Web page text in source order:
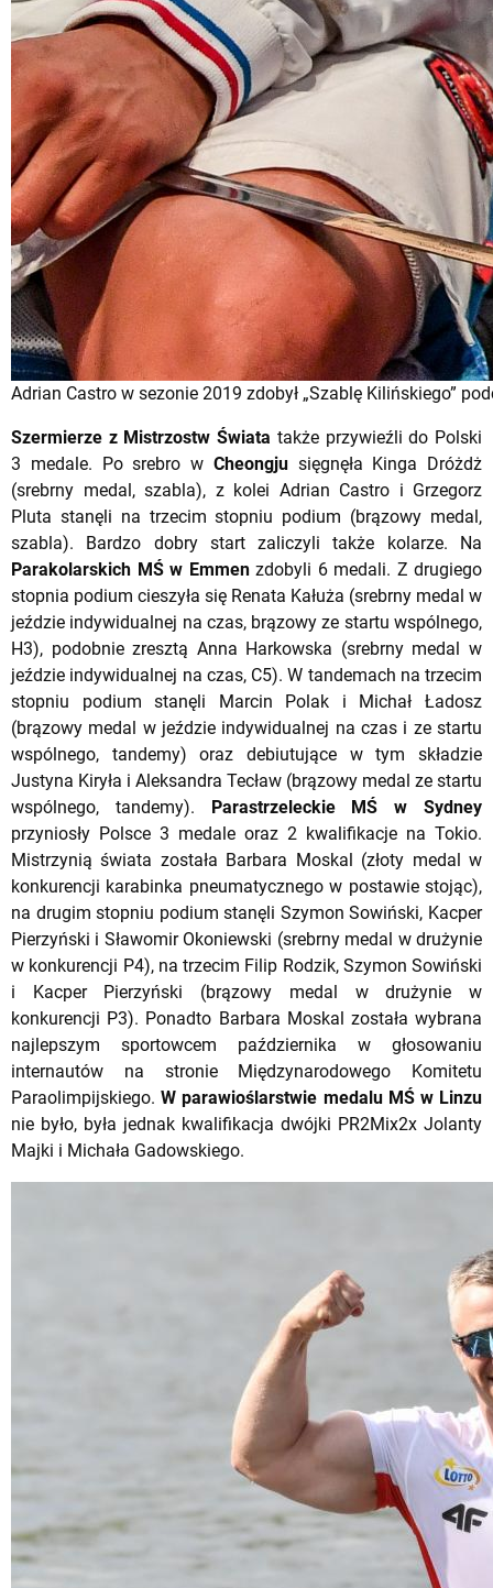
Adrian Castro w sezonie 2019 zdobył „Szablę Kilińskiego”
Szermierze z Mistrzostw Świata także przywieźli do Polski
3 medale. Po srebro w Cheongjusięgnęła Kinga Dróżdż
(srebrny medal, szabla), z kolei Adrian Castro i Grzegorz
Pluta stanęli na trzecim stopniu podium (brązowy medal,
szabla). Bardzo dobry start zaliczyli także kolarze. Na
Parakolarskich MŚ w Emmenzdobyli 6 medali. Z drugiego
stopnia podium cieszyła się Renata Kałuża (srebrny medal w
jeździe indywidualnej na czas, brązowy ze startu wspólnego,
H3), podobnie zresztą Anna Harkowska (srebrny medal w
jeździe indywidualnej na czas, C5). W tandemach na trzecim
stopniu podium stanęli Marcin Polak i Michał Ładosz
(brązowy medal w jeździe indywidualnej na czas i ze startu
wspólnego, tandemy) oraz debiutujące w tym składzie
Justyna Kiryła i Aleksandra Tecław (brązowy medal ze startu
wspólnego, tandemy). Parastrzeleckie MŚ w Sydney
przyniosły Polsce 3 medale oraz 2 kwalifikacje na Tokio.
Mistrzynią świata została Barbara Moskal (złoty medal w
konkurencji karabinka pneumatycznego w postawie stojąc),
na drugim stopniu podium stanęli Szymon Sowiński, Kacper
Pierzyński i Sławomir Okoniewski (srebrny medal w drużynie
w konkurencji P4), na trzecim Filip Rodzik, Szymon Sowiński
i Kacper Pierzyński (brązowy medal w drużynie w
konkurencji P3). Ponadto Barbara Moskal została wybrana
najlepszym sportowcem października w głosowaniu
internautów na stronie Międzynarodowego Komitetu
Paraolimpijskiego.W parawioślarstwie medalu MŚ w Linzu
nie było, była jednak kwalifikacja dwójki PR2Mix2x Jolanty
Majki i Michała Gadowskiego.